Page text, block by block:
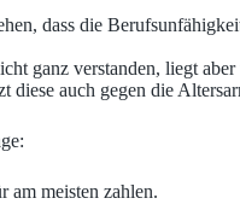
dass die
ganz verstanden, liegt
diese auch gegen die
am meisten zahlen.